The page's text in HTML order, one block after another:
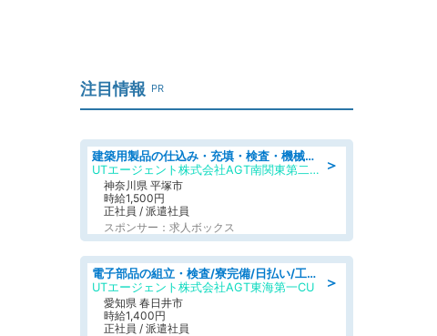
注目情報 PR
＞
建築用製品の仕込み・充填・検査・機械操作/寮完備/日払い/工場・製造
UTエージェント株式会社AGT南関東第二CU
神奈川県 平塚市
時給1,500円
正社員 / 派遣社員
スポンサー：求人ボックス
＞
電子部品の組立・検査/寮完備/日払い/工場・製造
UTエージェント株式会社AGT東海第一CU
愛知県 春日井市
時給1,400円
正社員 / 派遣社員